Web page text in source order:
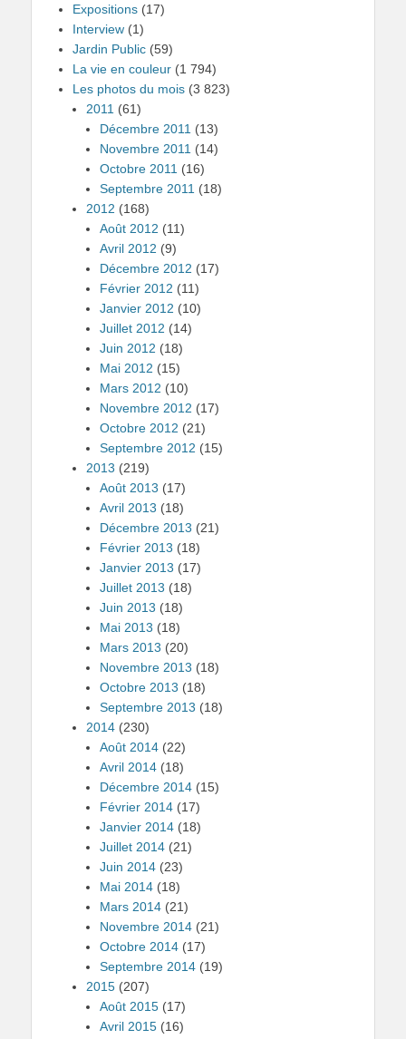
Expositions (17)
Interview (1)
Jardin Public (59)
La vie en couleur (1 794)
Les photos du mois (3 823)
2011 (61)
Décembre 2011 (13)
Novembre 2011 (14)
Octobre 2011 (16)
Septembre 2011 (18)
2012 (168)
Août 2012 (11)
Avril 2012 (9)
Décembre 2012 (17)
Février 2012 (11)
Janvier 2012 (10)
Juillet 2012 (14)
Juin 2012 (18)
Mai 2012 (15)
Mars 2012 (10)
Novembre 2012 (17)
Octobre 2012 (21)
Septembre 2012 (15)
2013 (219)
Août 2013 (17)
Avril 2013 (18)
Décembre 2013 (21)
Février 2013 (18)
Janvier 2013 (17)
Juillet 2013 (18)
Juin 2013 (18)
Mai 2013 (18)
Mars 2013 (20)
Novembre 2013 (18)
Octobre 2013 (18)
Septembre 2013 (18)
2014 (230)
Août 2014 (22)
Avril 2014 (18)
Décembre 2014 (15)
Février 2014 (17)
Janvier 2014 (18)
Juillet 2014 (21)
Juin 2014 (23)
Mai 2014 (18)
Mars 2014 (21)
Novembre 2014 (21)
Octobre 2014 (17)
Septembre 2014 (19)
2015 (207)
Août 2015 (17)
Avril 2015 (16)